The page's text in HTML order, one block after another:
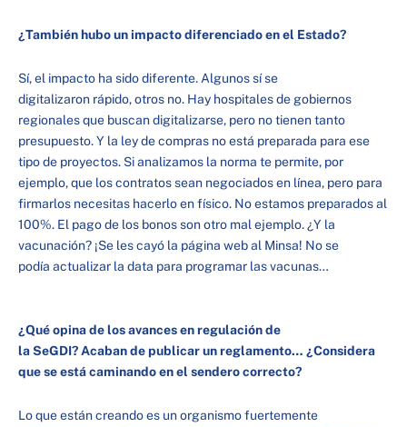
¿También hubo un impacto diferenciado en el Estado?
Sí, el impacto ha sido diferente. Algunos sí se
digitalizaron rápido, otros no. Hay hospitales de gobiernos
regionales que buscan digitalizarse, pero no tienen tanto
presupuesto. Y la ley de compras no está preparada para ese
tipo de proyectos. Si analizamos la norma te permite, por
ejemplo, que los contratos sean negociados en línea, pero para
firmarlos necesitas hacerlo en físico. No estamos preparados al
100%. El pago de los bonos son otro mal ejemplo. ¿Y la
vacunación? ¡Se les cayó la página web al Minsa! No se
podía actualizar la data para programar las vacunas…
¿Qué opina de los avances en regulación de
laSeGDI? Acaban de publicar un reglamento… ¿Considera
que se está caminando en el sendero correcto?
Lo que están creando es un organismo fuertemente